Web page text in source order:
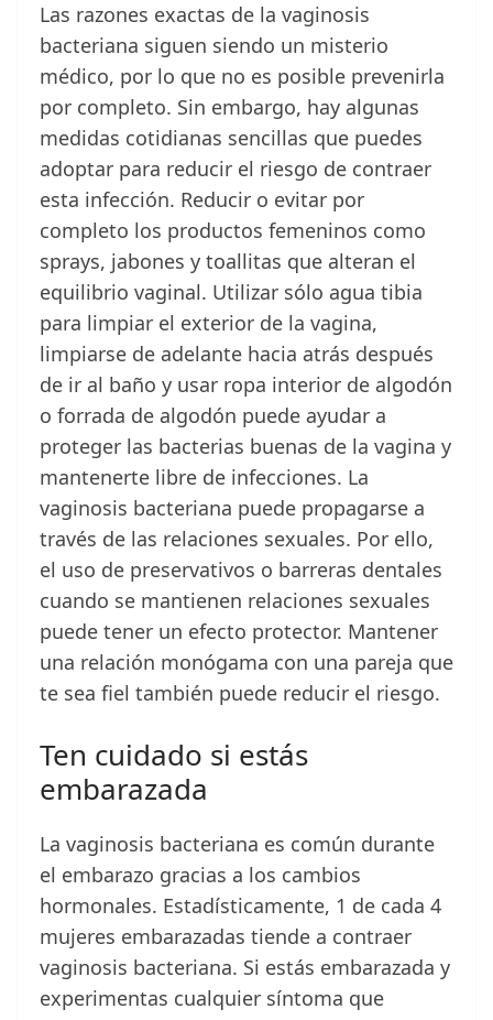
Las razones exactas de la vaginosis
bacteriana siguen siendo un misterio
médico, por lo que no es posible prevenirla
por completo. Sin embargo, hay algunas
medidas cotidianas sencillas que puedes
adoptar para reducir el riesgo de contraer
esta infección. Reducir o evitar por
completo los productos femeninos como
sprays, jabones y toallitas que alteran el
equilibrio vaginal. Utilizar sólo agua tibia
para limpiar el exterior de la vagina,
limpiarse de adelante hacia atrás después
de ir al baño y usar ropa interior de algodón
o forrada de algodón puede ayudar a
proteger las bacterias buenas de la vagina y
mantenerte libre de infecciones. La
vaginosis bacteriana puede propagarse a
través de las relaciones sexuales. Por ello,
el uso de preservativos o barreras dentales
cuando se mantienen relaciones sexuales
puede tener un efecto protector. Mantener
una relación monógama con una pareja que
te sea fiel también puede reducir el riesgo.
Ten cuidado si estás
embarazada
La vaginosis bacteriana es común durante
el embarazo gracias a los cambios
hormonales. Estadísticamente, 1 de cada 4
mujeres embarazadas tiende a contraer
vaginosis bacteriana. Si estás embarazada y
experimentas cualquier síntoma que